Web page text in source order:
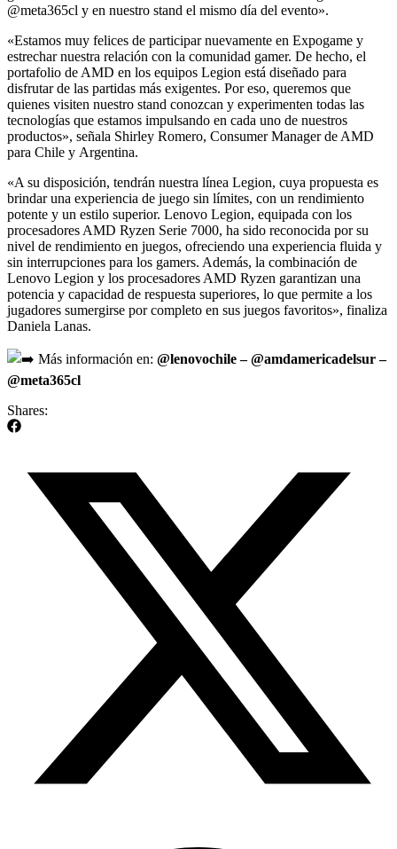
@meta365cl y en nuestro stand el mismo día del evento».
«Estamos muy felices de participar nuevamente en Expogame y
estrechar nuestra relación con la comunidad gamer. De hecho, el
portafolio de AMD en los equipos Legion está diseñado para
disfrutar de las partidas más exigentes. Por eso, queremos que
quienes visiten nuestro stand conozcan y experimenten todas las
tecnologías que estamos impulsando en cada uno de nuestros
productos», señala Shirley Romero, Consumer Manager de AMD
para Chile y Argentina.
«A su disposición, tendrán nuestra línea Legion, cuya propuesta es
brindar una experiencia de juego sin límites, con un rendimiento
potente y un estilo superior. Lenovo Legion, equipada con los
procesadores AMD Ryzen Serie 7000, ha sido reconocida por su
nivel de rendimiento en juegos, ofreciendo una experiencia fluida y
sin interrupciones para los gamers. Además, la combinación de
Lenovo Legion y los procesadores AMD Ryzen garantizan una
potencia y capacidad de respuesta superiores, lo que permite a los
jugadores sumergirse por completo en sus juegos favoritos», finaliza
Daniela Lanas.
Más información en: @lenovochile – @amdamericadelsur –
@meta365cl
Shares: